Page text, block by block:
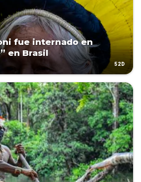
fue internado en
en Brasil
52D